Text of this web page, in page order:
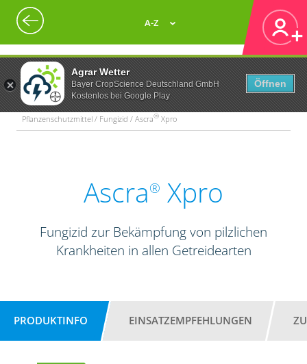
Agrar Wetter
Bayer CropScience Deutschland GmbH
Kostenlos bei Google Play
Öffnen
A-Z
Pflanzenschutzmittel / Fungizid / Ascra® Xpro
Ascra® Xpro
Fungizid zur Bekämpfung von pilzlichen
Krankheiten in allen Getreidearten
PRODUKTINFO EINSATZEMPFEHLUNGEN